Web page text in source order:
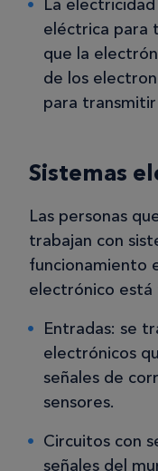
La
eléctrica para
que la
de los
para
Sistemas
Las personas
trabajan con
funcionamiento
electrónico
Entradas: se
electrónicos
señales de
sensores.
Circuitos con
señales del